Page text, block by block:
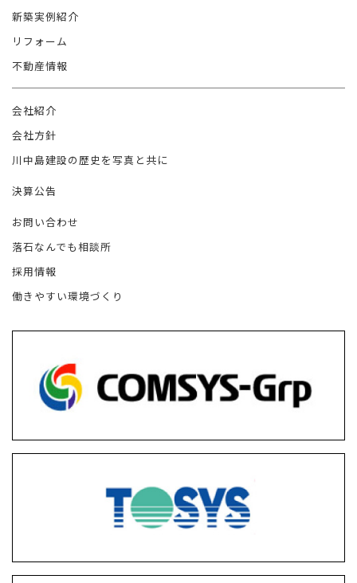
新築実例紹介
リフォーム
不動産情報
会社紹介
会社方針
川中島建設の歴史を写真と共に
決算公告
お問い合わせ
落石なんでも相談所
採用情報
働きやすい環境づくり